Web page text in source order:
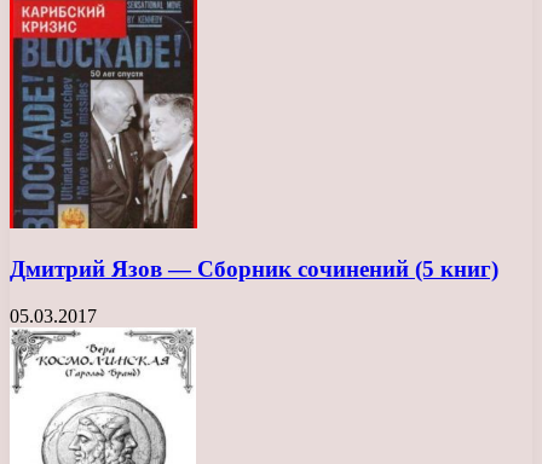
Дмитрий Язов — Сборник сочинений (5 книг)
05.03.2017